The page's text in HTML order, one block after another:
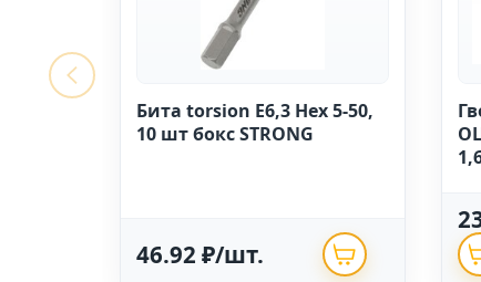
Бита torsion E6,3 Hex 5-50,
10 шт бокс STRONG
46.92 ₽/шт.